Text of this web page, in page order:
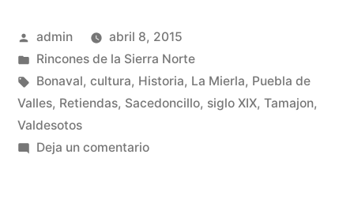
de
Retiendas
de
Publicado
por
admin
abril 8, 2015
Publicado
en
Rincones de la Sierra Norte
Etiquetas:
Bonaval, cultura, Historia, La Mierla, Puebla de
Valles, Retiendas, Sacedoncillo, siglo XIX, Tamajon,
Valdesotos
Deja un comentarioen